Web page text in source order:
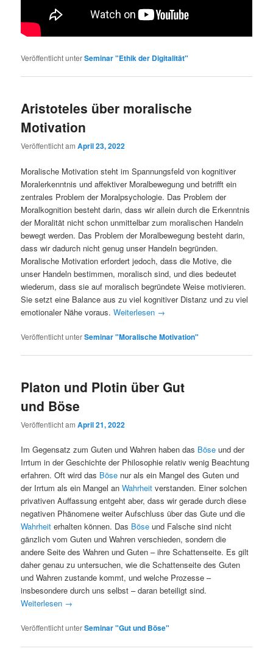
Veröffentlicht unterSeminar "Ethik der Digitalität"
Aristoteles über moralische
Motivation
Veröffentlicht amApril 23, 2022
Moralische Motivation steht im Spannungsfeld von kognitiver
Moralerkenntnis und affektiver Moralbewegung und betrifft ein
zentrales Problem der Moralpsychologie. Das Problem der
Moralkognition besteht darin, dass wir allein durch die Erkenntnis
der Moralität nicht schon unmittelbar zum moralischen Handeln
bewegt werden. Das Problem der Moralbewegung besteht darin,
dass wir dadurch nicht genug unser Handeln begründen.
Moralische Motivation erfordert jedoch, dass die Motive, die
unser Handeln bestimmen, moralisch sind, und dies bedeutet
wiederum, dass sie auf moralisch begründete Weise motivieren.
Sie setzt eine Balance aus zu viel kognitiver Distanz und zu viel
emotionaler Nähe voraus.Weiterlesen →
Veröffentlicht unterSeminar "Moralische Motivation"
Platon und Plotin über Gut
und Böse
Veröffentlicht amApril 21, 2022
Im Gegensatz zum Guten und Wahren haben das Böse und der
Irrtum in der Geschichte der Philosophie relativ wenig Beachtung
erfahren. Oft wird das Böse nur als ein Mangel des Guten und
der Irrtum als ein Mangel anWahrheit verstanden. Einer solchen
privativen Auffassung entgeht aber, dass wir gerade durch diese
negativen Phänomene weiter Aufschluss über das Gute und die
Wahrheit erhalten können. Das Böse und Falsche sind nicht
gänzlich vom Guten und Wahren verschieden, sondern die
andere Seite des Wahren und Guten – ihre Schattenseite. Es gilt
daher genau zu untersuchen, wie die Schattenseite des Guten
und Wahren zustande kommt, und welche Prozesse –
insbesondere durch uns selbst – daran beteiligt sind.
Weiterlesen →
Veröffentlicht unterSeminar "Gut und Böse"